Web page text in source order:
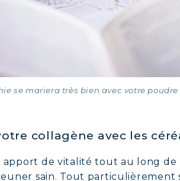
COLLAGÈNE
se mariera très bien avec votre poudre
collagène avec les
apport de vitalité tout au long
sain. Tout particulièrement